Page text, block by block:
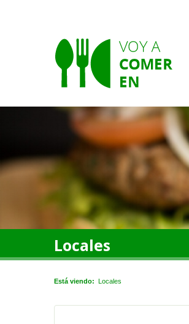
Locales
Está viendo: Locales